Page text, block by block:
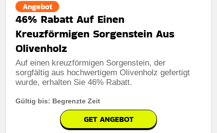
Angebot
46% Rabatt Auf Einen
Kreuzförmigen Sorgenstein Aus
Olivenholz
Auf einen kreuzförmigen Sorgenstein, der
sorgfältig aus hochwertigem Olivenholz gefertigt
wurde, erhalten Sie 46% Rabatt.
Gültig bis: Begrenzte Zeit
GET ANGEBOT